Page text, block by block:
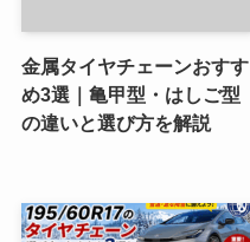
金属タイヤチェーンおすす
め3選｜亀甲型・はしご型
の違いと選び方を解説